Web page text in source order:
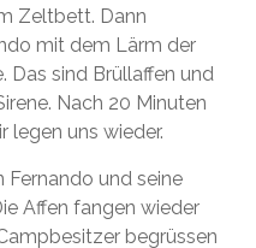
Zeltbett. Dann
mit dem Lärm der
Das sind Brüllaffen und
Nach 20 Minuten
legen uns wieder.
Fernando und seine
Affen fangen wieder
begrüssen